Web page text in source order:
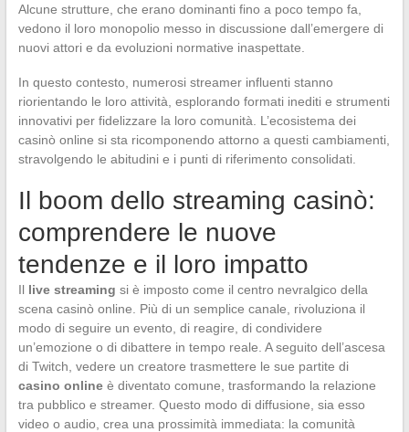
Alcune strutture, che erano dominanti fino a poco tempo fa,
vedono il loro monopolio messo in discussione dall’emergere di
nuovi attori e da evoluzioni normative inaspettate.
In questo contesto, numerosi streamer influenti stanno
riorientando le loro attività, esplorando formati inediti e strumenti
innovativi per fidelizzare la loro comunità. L’ecosistema dei
casinò online si sta ricomponendo attorno a questi cambiamenti,
stravolgendo le abitudini e i punti di riferimento consolidati.
Il boom dello streaming casinò:
comprendere le nuove
tendenze e il loro impatto
Il live streaming si è imposto come il centro nevralgico della
scena casinò online. Più di un semplice canale, rivoluziona il
modo di seguire un evento, di reagire, di condividere
un’emozione o di dibattere in tempo reale. A seguito dell’ascesa
di Twitch, vedere un creatore trasmettere le sue partite di
casino onlineè diventato comune, trasformando la relazione
tra pubblico e streamer. Questo modo di diffusione, sia esso
video o audio, crea una prossimità immediata: la comunità